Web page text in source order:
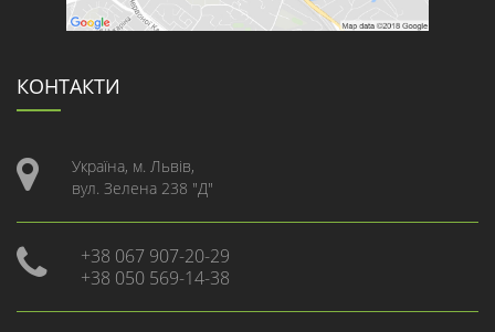
КОНТАКТИ
Україна, м. Львів,
вул. Зелена 238 "Д"
+38 067 907-20-29
+38 050 569-14-38